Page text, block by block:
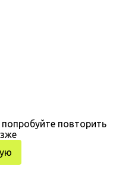
повторить